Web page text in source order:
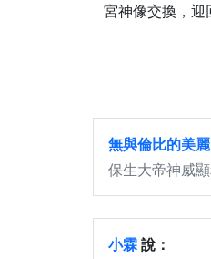
宮神像交換，迎
無與倫比的美麗
保生大帝神威
小霖說：